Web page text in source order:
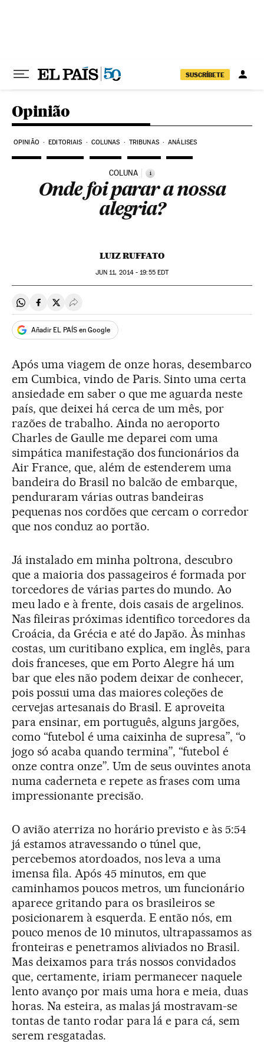
SUSCRÍBETE
Opinião
OPINIÃO EDITORIAIS COLUNAS TRIBUNAS ANÁLISES
COLUNA i
Onde foi parar a nossa
alegria?
LUIZ RUFFATO
JUN 11, 2014 - 19:55EDT
Compartir en Whatsapp
Compartir en Facebook
Compartir en Twitter
Desplegar Redes Sociales
Añadir EL PAÍS en Google
Após uma viagem de onze horas, desembarco
em Cumbica, vindo de Paris. Sinto uma certa
ansiedade em saber o que me aguarda neste
país, que deixei há cerca de um mês, por
razões de trabalho. Ainda no aeroporto
Charles de Gaulle me deparei com uma
simpática manifestação dos funcionários da
Air France, que, além de estenderem uma
bandeira do Brasil no balcão de embarque,
penduraram várias outras bandeiras
pequenas nos cordões que cercam o corredor
que nos conduz ao portão.
Já instalado em minha poltrona, descubro
que a maioria dos passageiros é formada por
torcedores de várias partes do mundo. Ao
meu lado e à frente, dois casais de argelinos.
Nas fileiras próximas identifico torcedores da
Croácia, da Grécia e até do Japão. Às minhas
costas, um curitibano explica, em inglês, para
dois franceses, que em Porto Alegre há um
bar que eles não podem deixar de conhecer,
pois possui uma das maiores coleções de
cervejas artesanais do Brasil. E aproveita
para ensinar, em português, alguns jargões,
como “futebol é uma caixinha de supresa”, “o
jogo só acaba quando termina”, “futebol é
onze contra onze”. Um de seus ouvintes anota
numa caderneta e repete as frases com uma
impressionante precisão.
O avião aterriza no horário previsto e às 5:54
já estamos atravessando o túnel que,
percebemos atordoados, nos leva a uma
imensa fila. Após 45 minutos, em que
caminhamos poucos metros, um funcionário
aparece gritando para os brasileiros se
posicionarem à esquerda. E então nós, em
pouco menos de 10 minutos, ultrapassamos as
fronteiras e penetramos aliviados no Brasil.
Mas deixamos para trás nossos convidados
que, certamente, iriam permanecer naquele
lento avanço por mais uma hora e meia, duas
horas. Na esteira, as malas já mostravam-se
tontas de tanto rodar para lá e para cá, sem
serem resgatadas.